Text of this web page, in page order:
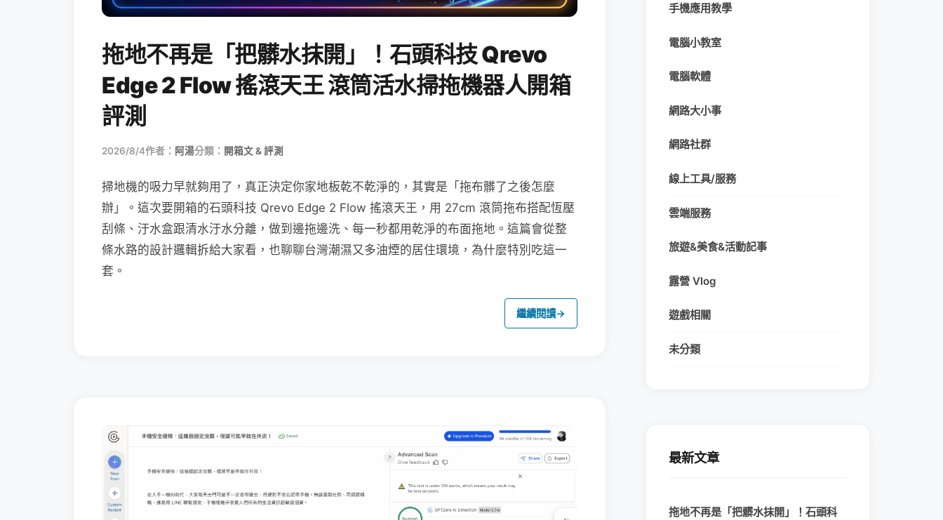
拖地不再是「把髒水抹開」！石頭科技 Qrevo
Edge 2 Flow 搖滾天王 滾筒活水掃拖機器人開箱
評測
2026/8/4作者： 阿湯分類： 開箱文 & 評測
掃地機的吸力早就夠用了，真正決定你家地板乾不乾淨的，其實是「拖布髒了之後怎麼
辦」。這次要開箱的石頭科技 Qrevo Edge 2 Flow 搖滾天王，用 27cm 滾筒拖布搭配恆壓
刮條、汙水盒跟清水汙水分離，做到邊拖邊洗、每一秒都用乾淨的布面拖地。這篇會從整
條水路的設計邏輯拆給大家看，也聊聊台灣潮濕又多油煙的居住環境，為什麼特別吃這一
套。
繼續閱讀→
手機應用教學
電腦小教室
電腦軟體
網路大小事
網路社群
線上工具/服務
雲端服務
旅遊&美食&活動記事
露營 Vlog
遊戲相關
未分類
最新文章
拖地不再是「把髒水抹開」！石頭科